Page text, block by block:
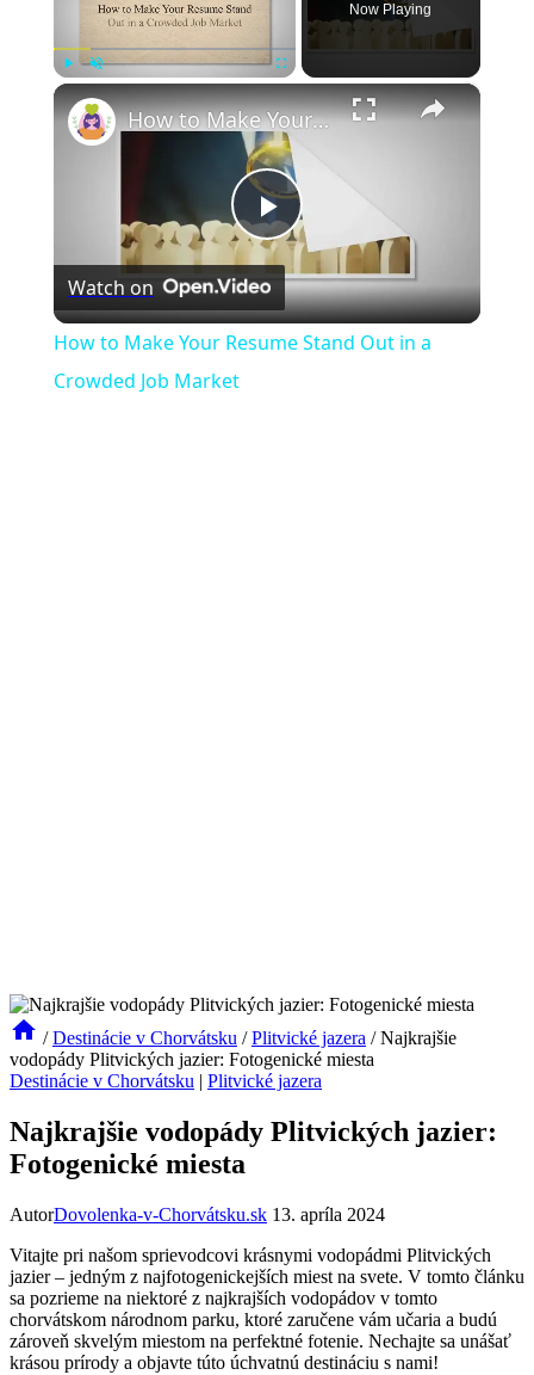
Now Playing
×
Play
Video
How to Make Your Resume Stand Out in a Crowded Job Market
Watch on
How to Make Your Resume Stand Out in a
Crowded Job Market
/ Destinácie v Chorvátsku / Plitvické jazera / Najkrajšie
vodopády Plitvických jazier: Fotogenické miesta
Destinácie v Chorvátsku | Plitvické jazera
Najkrajšie vodopády Plitvických jazier:
Fotogenické miesta
AutorDovolenka-v-Chorvátsku.sk 13. apríla 2024
Vitajte pri našom sprievodcovi krásnymi vodopádmi Plitvických
jazier – jedným z najfotogenickejších miest na svete. V tomto článku
sa pozrieme na niektoré z najkrajších vodopádov v tomto
chorvátskom národnom parku, ktoré zaručene vám učaria a budú
zároveň skvelým miestom na perfektné fotenie. Nechajte sa unášať
krásou prírody a objavte túto úchvatnú destináciu s nami!